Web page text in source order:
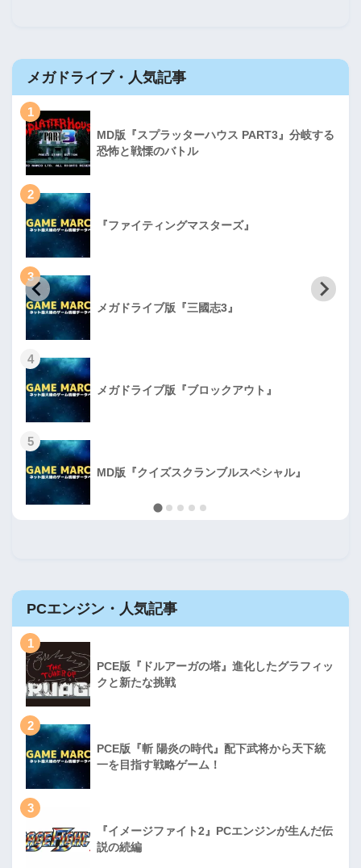
メガドライブ・人気記事
1
MD版『スプラッターハウス PART3』分岐する
恐怖と戦慄のバトル
2
『ファイティングマスターズ』
3
メガドライブ版『三國志3』
4
メガドライブ版『ブロックアウト』
5
MD版『クイズスクランブルスペシャル』
PCエンジン・人気記事
1
PCE版『ドルアーガの塔』進化したグラフィッ
クと新たな挑戦
2
PCE版『斬 陽炎の時代』配下武将から天下統
一を目指す戦略ゲーム！
3
『イメージファイト2』PCエンジンが生んだ伝
説の続編